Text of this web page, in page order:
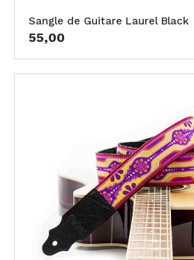
Sangle de Guitare Laurel Black
55,00